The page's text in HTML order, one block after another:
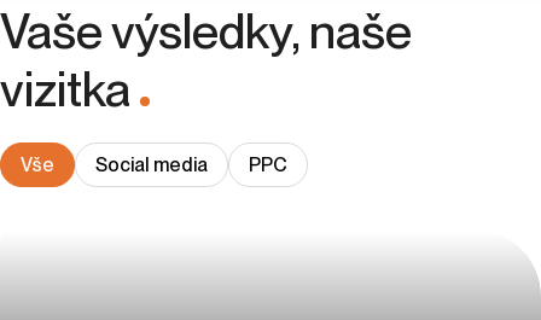
Vaše výsledky, naše
vizitka
.
Vše Social media PPC